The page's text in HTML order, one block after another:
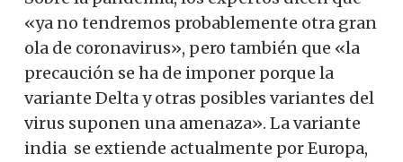
«ya no tendremos probablemente otra gran
ola de coronavirus», pero también que «la
precaución se ha de imponer porque la
variante Delta y otras posibles variantes del
virus suponen una amenaza». La variante
india se extiende actualmente por Europa,